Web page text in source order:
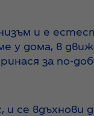
и е
у дома, в
за по-
се вдъхнови